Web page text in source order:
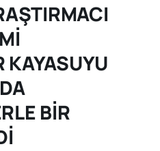
KAYASUYU
BİR